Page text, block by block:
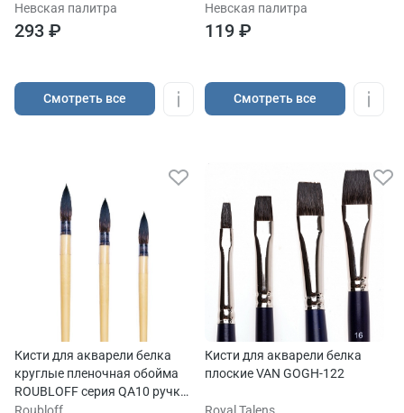
Невская палитра
293 ₽
Cмотреть все
Невская палитра
119 ₽
Cмотреть все
Кисти для акварели белка
круглые пленочная обойма
ROUBLOFF серия QA10 ручка
короткая
Кисти для акварели белка
плоские VAN GOGH-122